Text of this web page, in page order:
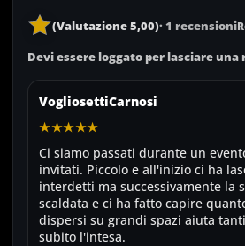
(Valutazione 5,00)· 1 recensioni
Devi essere loggato per lasciare una
VogliosettiCarnosi
★★★★★
Ci siamo passati durante un
invitati. Piccolo e all'inizio ci ha
interdetti ma successivamente la
scaldata e ci ha fatto capire
dispersi su grandi spazi aiuta
subito l'intesa.